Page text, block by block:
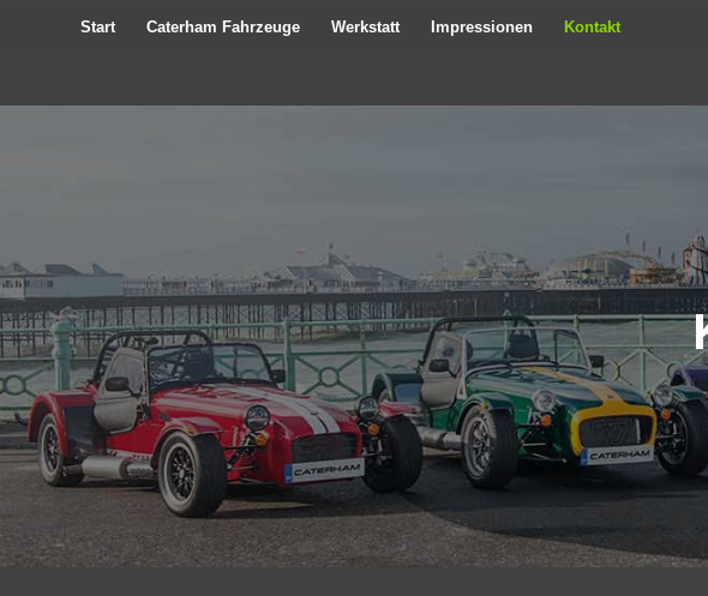
Start Caterham Fahrzeuge Werkstatt Impressionen Kontakt